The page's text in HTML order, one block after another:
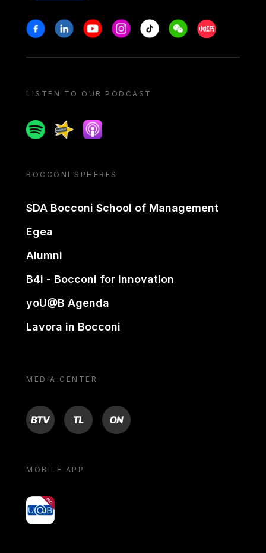
Stay in touch
FacebookLinkedinYoutubeInstagram
Tiktok WeechatXiaohongshu/
LISTEN TO OUR PODCAST
SpotifySpreakerApple podcast
BOCCONI SPHERES
SDA Bocconi School of Management
Egea
Alumni
B4i - Bocconi for innovation
yoU@B Agenda
Lavora in Bocconi
MEDIA CENTER
BTV TL ON
MOBILE APP
yoU@B